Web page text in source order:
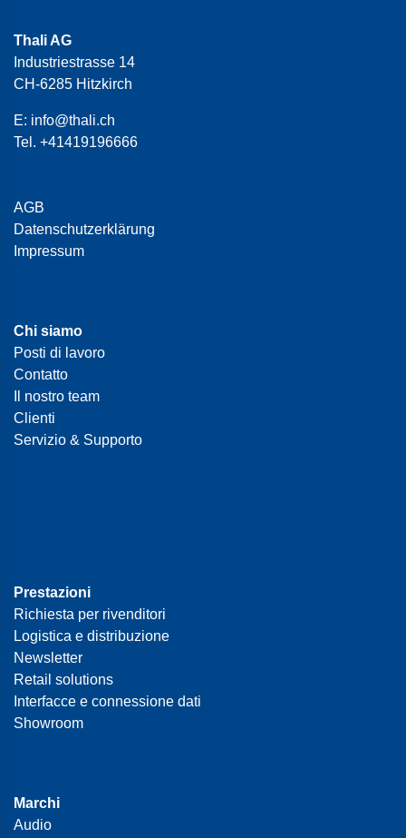
Thali AG
Industriestrasse 14
CH-6285 Hitzkirch
E: info@thali.ch
Tel. +41419196666
AGB
Datenschutzerklärung
Impressum
Chi siamo
Posti di lavoro
Contatto
Il nostro team
Clienti
Servizio & Supporto
Prestazioni
Richiesta per rivenditori
Logistica e distribuzione
Newsletter
Retail solutions
Interfacce e connessione dati
Showroom
Marchi
Audio